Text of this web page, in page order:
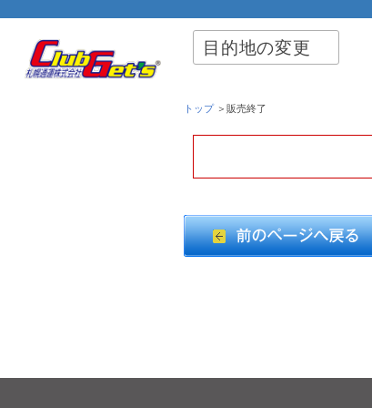
目的地の変更
トップ＞販売終了